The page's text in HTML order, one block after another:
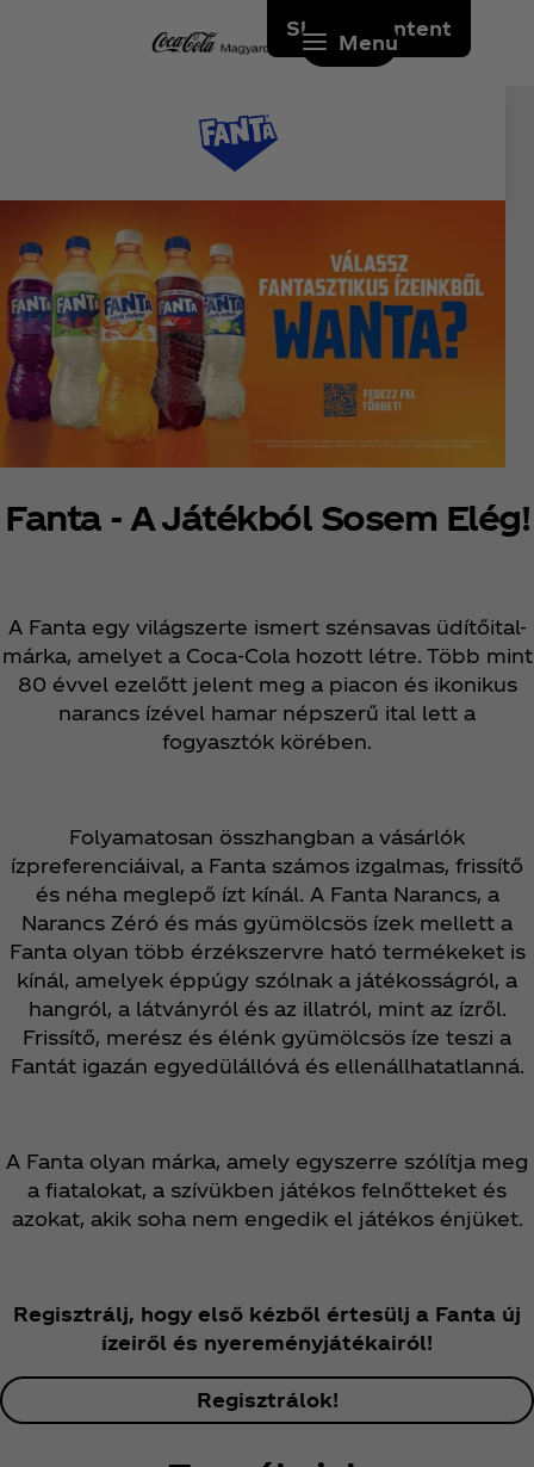
Skip to content
Menu
Fanta - A Játékból Sosem Elég!
A Fanta egy világszerte ismert szénsavas üdítőital-
márka, amelyet a Coca‑Cola hozott létre. Több mint
80 évvel ezelőtt jelent meg a piacon és ikonikus
narancs ízével hamar népszerű ital lett a
fogyasztók körében.
Folyamatosan összhangban a vásárlók
ízpreferenciáival, a Fanta számos izgalmas, frissítő
és néha meglepő ízt kínál. A Fanta Narancs, a
Narancs Zéró és más gyümölcsös ízek mellett a
Fanta olyan több érzékszervre ható termékeket is
kínál, amelyek éppúgy szólnak a játékosságról, a
hangról, a látványról és az illatról, mint az ízről.
Frissítő, merész és élénk gyümölcsös íze teszi a
Fantát igazán egyedülállóvá és ellenállhatatlanná.
A Fanta olyan márka, amely egyszerre szólítja meg
a fiatalokat, a szívükben játékos felnőtteket és
azokat, akik soha nem engedik el játékos énjüket.
Regisztrálj, hogy első kézből értesülj a Fanta új
ízeiről és nyereményjátékairól!
Regisztrálok!